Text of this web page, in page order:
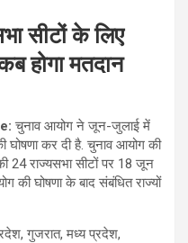
सीटों के लिए
होगा मतदान
चुनाव आयोग ने जून-जुलाई में
घोषणा कर दी है. चुनाव आयोग की
24 राज्यसभा सीटों पर 18 जून
की घोषणा के बाद संबंधित राज्यों
गुजरात, मध्य प्रदेश,